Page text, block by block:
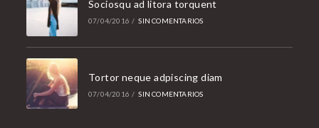
Sociosqu ad litora torquent
07/04/2016 / SIN COMENTARIOS
Tortor neque adpiscing diam
07/04/2016 / SIN COMENTARIOS